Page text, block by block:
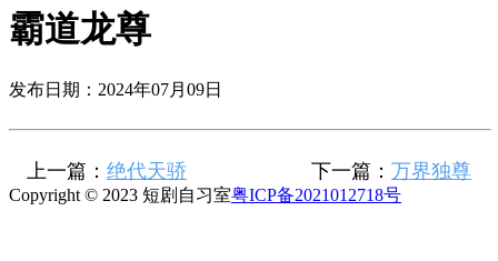
霸道龙尊
发布日期：2024年07月09日
上一篇： 绝代天骄 下一篇： 万界独尊
Copyright © 2023 短剧自习室粤ICP备2021012718号